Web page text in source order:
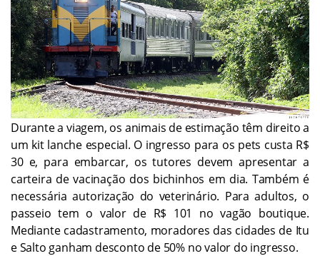
Durante a viagem, os animais de estimação têm direito a
um kit lanche especial. O ingresso para os pets custa R$
30 e, para embarcar, os tutores devem apresentar a
carteira de vacinação dos bichinhos em dia. Também é
necessária autorização do veterinário. Para adultos, o
passeio tem o valor de R$ 101 no vagão boutique.
Mediante cadastramento, moradores das cidades de Itu
e Salto ganham desconto de 50% no valor do ingresso.